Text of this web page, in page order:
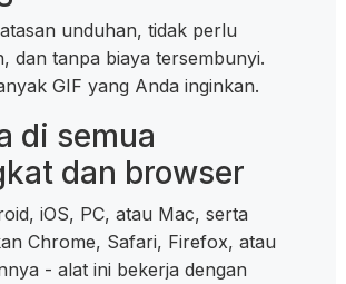
unduhan, tidak perlu
dan tanpa biaya tersembunyi.
GIF yang Anda inginkan.
di semua
dan browser
iOS, PC, atau Mac, serta
Chrome, Safari, Firefox, atau
- alat ini bekerja dengan